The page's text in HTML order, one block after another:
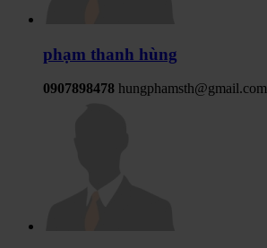
phạm thanh hùng
0907898478 hungphamsth@gmail.com